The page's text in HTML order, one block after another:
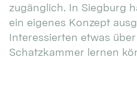
zugänglich. In Siegburg
ein eigenes Konzept
Interessierten etwas
Schatzkammer lernen